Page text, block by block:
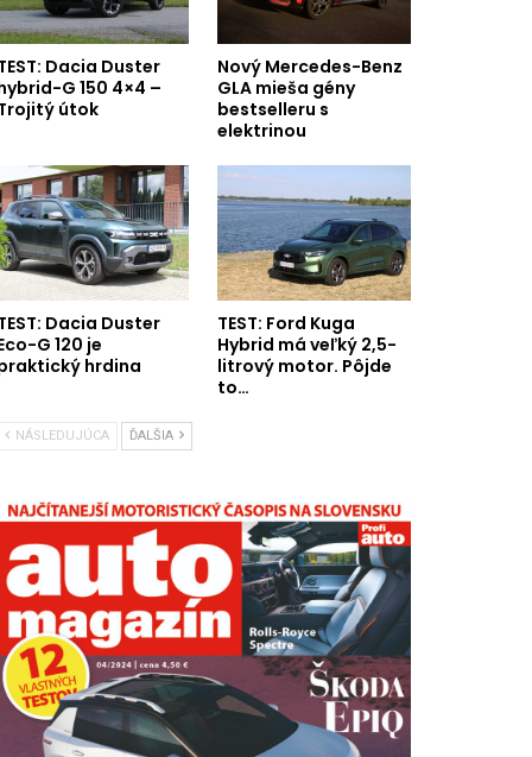
Dacia Duster
G 150 4×4 –
útok
Nový Mercedes-Benz
GLA mieša gény
bestselleru s
elektrinou
Dacia Duster
G 120 je
hrdina
TEST: Ford Kuga
Hybrid má veľký 2,5-
litrový motor. Pôjde
to…
NÁSLEDUJÚCA ĎALŠIA